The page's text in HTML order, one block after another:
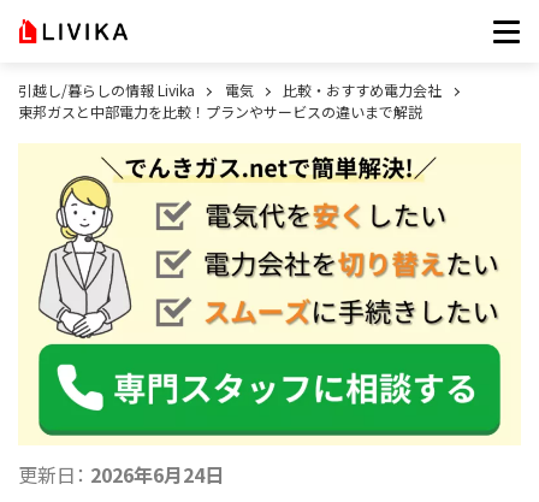
引越し/暮らしの情報 Livika 電気
比較・おすすめ電力会社
東邦ガスと中部電力を比較！プランやサービスの違いまで解説
更新日： 2026年6月24日